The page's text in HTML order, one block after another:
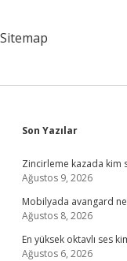
Sitemap
Sidebar
Son Yazılar
Zincirleme kazada kim
Ağustos 9, 2026
Mobilyada avangard
Ağustos 8, 2026
En yüksek oktavlı ses
Ağustos 6, 2026